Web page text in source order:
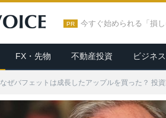
PR 今すぐ始められる「損し
FX・先物 不動産投資 ビジネ
なぜバフェットは成長したアップルを買った？ 投